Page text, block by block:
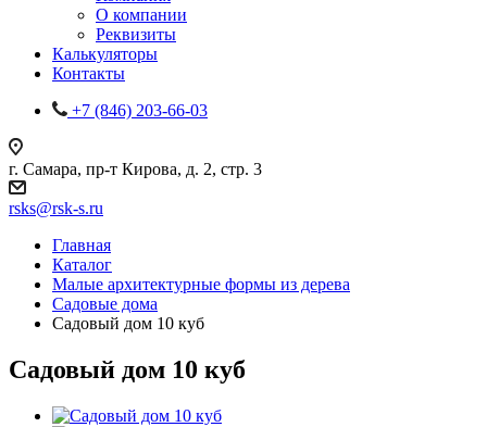
О компании
Реквизиты
Калькуляторы
Контакты
+7 (846) 203-66-03
г. Самара, пр-т Кирова, д. 2, стр. 3
rsks@rsk-s.ru
Главная
Каталог
Малые архитектурные формы из дерева
Садовые дома
Садовый дом 10 куб
Садовый дом 10 куб